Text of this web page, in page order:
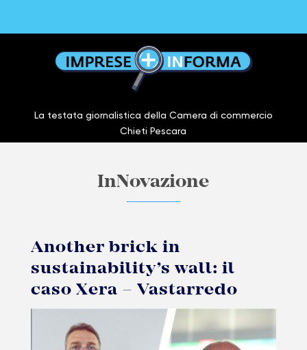
La testata giornalistica della Camera di commercio
Chieti Pescara
InNovazione
Another brick in
sustainability’s wall: il
caso Xera – Vastarredo